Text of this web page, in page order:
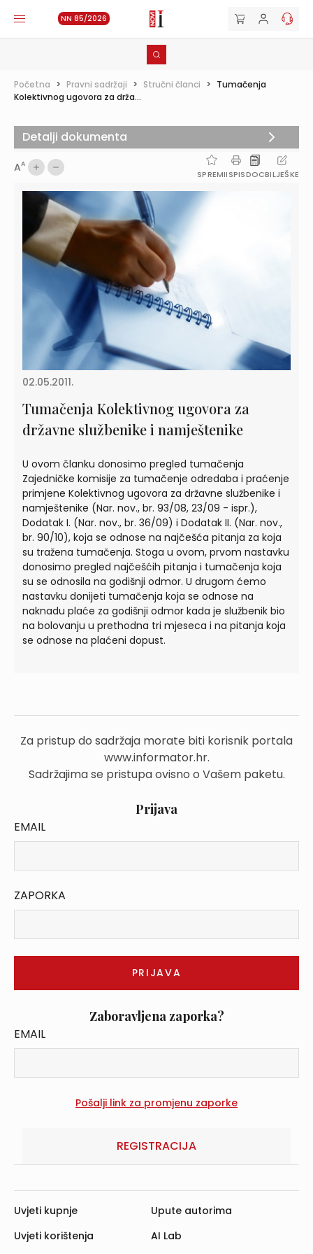
NN 85/2026
Početna > Pravni sadržaji > Stručni članci > Tumačenja
Kolektivnog ugovora za drža...
AA
SPREMIISPISDOCBILJEŠKE
02.05.2011.
Tumačenja Kolektivnog ugovora za
državne službenike i namještenike
U ovom članku donosimo pregled tumačenja
Zajedničke komisije za tumačenje odredaba i praćenje
primjene Kolektivnog ugovora za državne službenike i
namještenike (Nar. nov., br. 93/08, 23/09 - ispr.),
Dodatak I. (Nar. nov., br. 36/09) i Dodatak II. (Nar. nov.,
br. 90/10), koja se odnose na najčešća pitanja za koja
su tražena tumačenja. Stoga u ovom, prvom nastavku
donosimo pregled najčešćih pitanja i tumačenja koja
su se odnosila na godišnji odmor. U drugom ćemo
nastavku donijeti tumačenja koja se odnose na
naknadu plaće za godišnji odmor kada je službenik bio
na bolovanju u prethodna tri mjeseca i na pitanja koja
se odnose na plaćeni dopust.
Za pristup do sadržaja morate biti korisnik portala
www.informator.hr.
Sadržajima se pristupa ovisno o Vašem paketu.
Prijava
EMAIL
ZAPORKA
Zaboravljena zaporka?
EMAIL
REGISTRACIJA
Detalji dokumenta
Uvjeti kupnje
Uvjeti korištenja
Upute autorima
AI Lab